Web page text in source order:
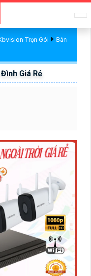
Trọn Gói
Bán
Giá Rẻ